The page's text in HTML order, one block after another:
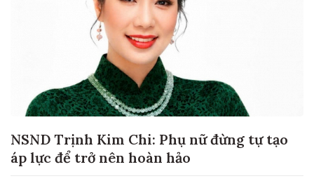
NSND Trịnh Kim Chi: Phụ nữ đừng tự tạo
áp lực để trở nên hoàn hảo